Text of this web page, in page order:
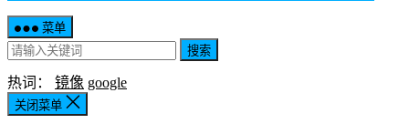
菜单
搜索
热词： 镜像 google
关闭菜单